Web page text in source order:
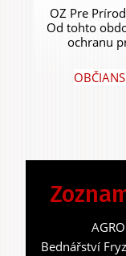
OZ Pre
Od tohto
ochranu
Bednářství